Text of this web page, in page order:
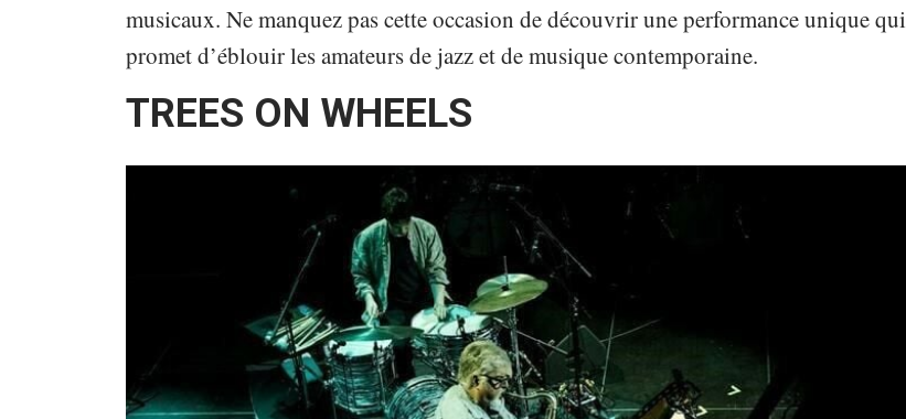
musicaux. Ne manquez pas cette occasion de découvrir une performance unique qui
promet d’éblouir les amateurs de jazz et de musique contemporaine.
TREES ON WHEELS